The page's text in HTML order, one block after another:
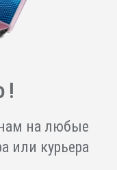
!
на любые
или курьера